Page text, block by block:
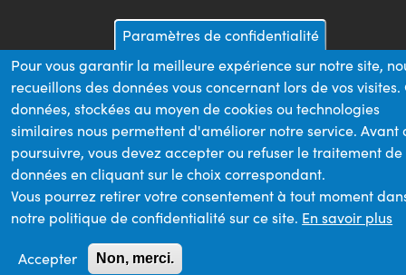
Paramètres de confidentialité
Pour vous garantir la meilleure expérience sur notre site,
recueillons des données vous concernant lors de vos visites.
données, stockées au moyen de cookies ou technologies
similaires nous permettent d'améliorer notre service. Avant
poursuivre, vous devez accepter ou refuser le traitement de
données en cliquant sur le choix correspondant.
Vous pourrez retirer votre consentement à tout moment
notre politique de confidentialité sur ce site. En savoir plus
Accepter Non, merci.